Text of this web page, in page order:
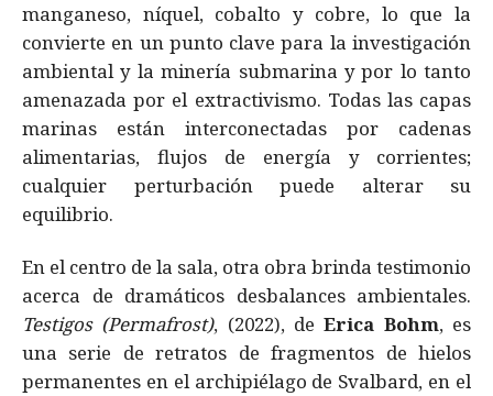
manganeso, níquel, cobalto y cobre, lo que la
convierte en un punto clave para la investigación
ambiental y la minería submarina y por lo tanto
amenazada por el extractivismo. Todas las capas
marinas están interconectadas por cadenas
alimentarias, flujos de energía y corrientes;
cualquier perturbación puede alterar su
equilibrio.
En el centro de la sala, otra obra brinda testimonio
acerca de dramáticos desbalances ambientales.
Testigos (Permafrost), (2022), deErica Bohm, es
una serie de retratos de fragmentos de hielos
permanentes en el archipiélago de Svalbard, en el